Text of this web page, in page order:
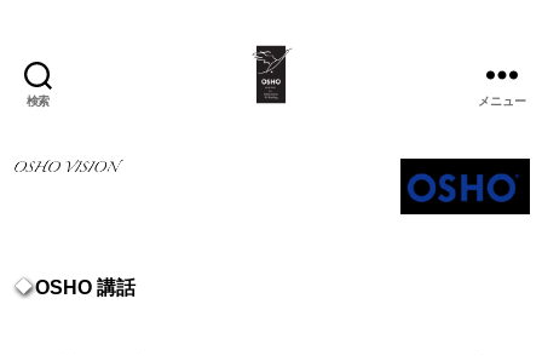
検索 メニュー
OSHO 講話